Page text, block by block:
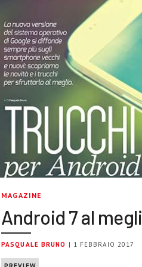
MAGAZINE
Android 7 al
PASQUALE BRUNO | 1 FEBBRAIO 2017